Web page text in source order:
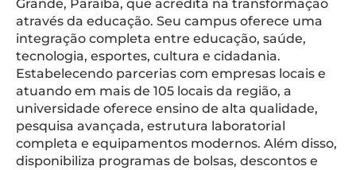
Grande, Paraíba, que acredita na transformação
através da educação. Seu campus oferece uma
integração completa entre educação, saúde,
tecnologia, esportes, cultura e cidadania.
Estabelecendo parcerias com empresas locais e
atuando em mais de 105 locais da região, a
universidade oferece ensino de alta qualidade,
pesquisa avançada, estrutura laboratorial
completa e equipamentos modernos. Além disso,
disponibiliza programas de bolsas, descontos e